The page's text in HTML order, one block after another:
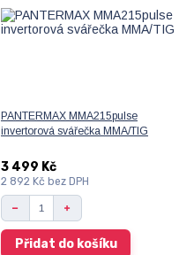
PANTERMAX MMA215pulse
invertorová svářečka MMA/TIG
3 499 Kč
2 892 Kč bez DPH
Přidat do košíku